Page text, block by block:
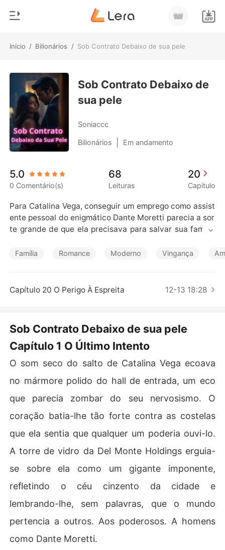
Início / Bilionários / Sob Contrato Debaixo de sua pele
Loja
Histórico
Sair
Baixar App
Gênero
Moderno
Lobisomem
Contos
Bilionários
Contos Curtos
Sob Contrato Debaixo de
sua pele
Soniaccc
Bilionários Em andamento
5.0
0 Comentário(s)
68
Leituras
20
Capítulo
Para Catalina Vega, conseguir um emprego como assist
ente pessoal do enigmático Dante Moretti parecia a sor
te grande de que ela precisava para salvar sua família
o na lista daqueles que lhe roubaram tudo anos atrás, e
complicasse com um simples roçar de mãos, um olhar lo
ngo demais... ou um beijo que jamais deveria ter aconte
Agora, há algo proibido entre eles. Algo que cresce a ca
meaçam separá-los.
Família Romance Moderno Vingança
Capítulo 20 O Perigo À Espreita 12-13 18:28
Sob Contrato Debaixo de sua pele
Capítulo 1 O Último Intento
O som seco do salto de Catalina Vega ecoava
no mármore polido do hall de entrada, um eco
que parecia zombar do seu nervosismo. O
coração batia-lhe tão forte contra as costelas
que ela sentia que qualquer um poderia ouvi-lo.
A torre de vidro da Del Monte Holdings erguia-
se sobre ela como um gigante imponente,
refletindo o céu cinzento da cidade e
lembrando-lhe, sem palavras, que o mundo
pertencia a outros. Aos poderosos. A homens
como Dante Moretti.